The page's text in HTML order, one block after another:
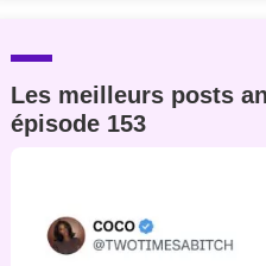
Les meilleurs posts
épisode 153